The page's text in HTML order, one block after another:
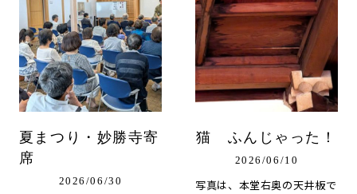
夏まつり・妙勝寺寄
席
2026/06/30
猫 ふんじゃった！
2026/06/10
写真は、本堂右奥の天井板で